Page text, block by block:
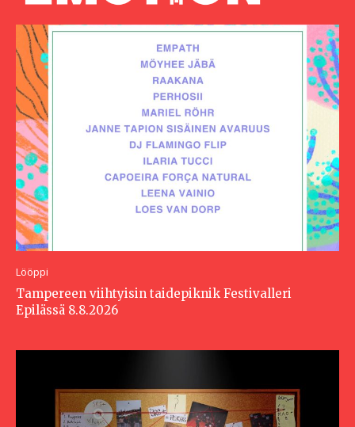
Lööppi
Tampereen viihtyisin taidepiknik Festivalleri
Epilässä 8.8.2026